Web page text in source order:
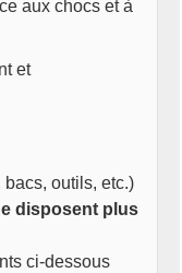
aux chocs et à
et
outils, etc.)
disposent plus
ci-dessous